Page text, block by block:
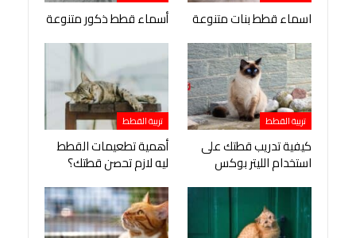
اسماء قطط بنات متنوعة أسماء قطط ذكور متنوعة
تربية القطط
كيفية تدريب قطتك على
استخدام الليتر بوكس
تربية القطط
أهمية تطعيمات القطط
ليه لازم تحصن قطتك؟